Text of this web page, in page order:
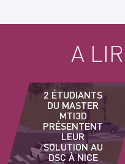
A
2 ÉTUDIANTS
DU MASTER
MTI3D
PRÉSENTENT
LEUR
SOLUTION AU
DSC À NICE